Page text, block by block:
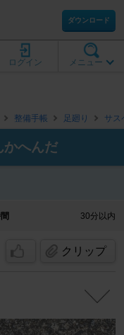
ダウンロード
メニュー
ログイン
整備手帳 足廻り サス
かへんだ
30分以内
クリップ